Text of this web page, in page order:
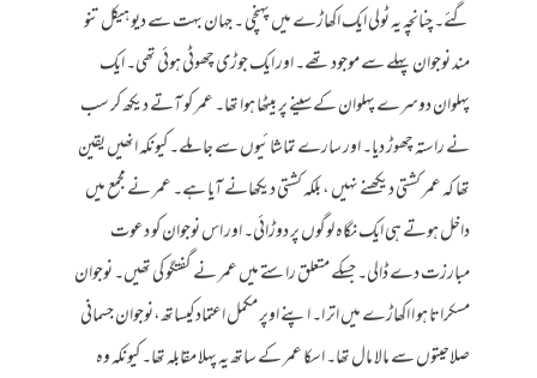
گئے۔ چنانچہ یہ ٹولی ایک اکھاڑے میں پہنچی ۔ جہان بہت سے دیو ہیکل تنو
مند نوجوان پہلے سے موجود تھے۔ اور ایک جوڑی چھوٹی ہوئی تھی۔ ایک
پہلوان دوسرے پہلوان کے سینے پر بیٹھا ہوا تھا۔ عمر کو آتے دیکھ کر سب
نے راستہ چھوڑ دیا۔ اور سارے تماشائیوں سے جا ملے۔ کیونکہ انھیں یقین
تھا کہ عمر کشتی دیکھنے نہیں ، بلکہ کشتی دیکھانے آیا ہے۔ عمر نے مجمع میں
داخل ہوتے ہی ایک نگاہ لوگوں پر دوڑائی۔ اور اس نوجوان کو دعوت
مبارزت دے ڈالی۔ جسکے متعلق راستے میں عمر نے گفتگو کی تھیں۔ نوجوان
مسکراتا ہو ا اکھاڑے میں اتر ا۔ اپنے اوپر مکمل اعتمادکیساتھ،نوجوان جسمانی
صلاحیتوں سے مالا مال تھا۔ اسکا عمر کے ساتھ یہ پہلا مقابلہ تھا۔ کیونکہ وہ